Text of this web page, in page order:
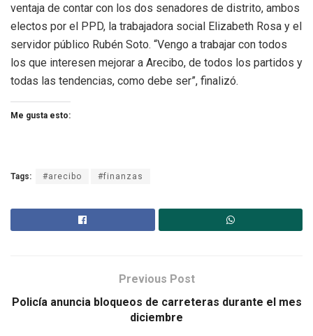
ventaja de contar con los dos senadores de distrito, ambos
electos por el PPD, la trabajadora social Elizabeth Rosa y el
servidor público Rubén Soto. “Vengo a trabajar con todos
los que interesen mejorar a Arecibo, de todos los partidos y
todas las tendencias, como debe ser”, finalizó.
Me gusta esto:
Tags: #arecibo #finanzas
Previous Post
Policía anuncia bloqueos de carreteras durante el mes
diciembre